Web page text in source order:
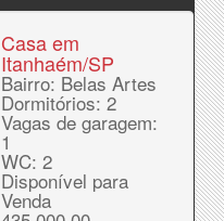
Casa em
Itanhaém/SP
Bairro: Belas Artes
Dormitórios: 2
Vagas de garagem:
1
WC: 2
Disponível para
Venda